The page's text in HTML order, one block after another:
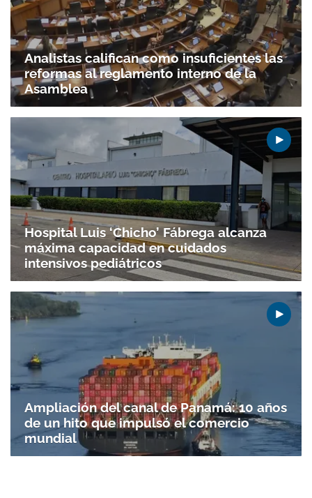
Analistas califican como insuficientes las
reformas al reglamento interno de la
Asamblea
Hospital Luis ‘Chicho’ Fábrega alcanza
máxima capacidad en cuidados
intensivos pediátricos
Ampliación del canal de Panamá: 10 años
de un hito que impulsó el comercio
mundial